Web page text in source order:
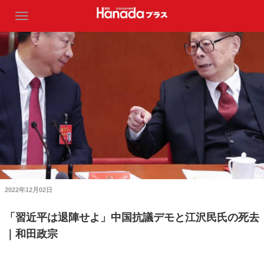
2022年12月02日
「習近平は退陣せよ」中国抗議デモと江沢民氏の死去
｜和田政宗